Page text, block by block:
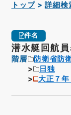
トップ 詳細検
件名
潜水艇回航
階層 防衛省防
日独
大正７